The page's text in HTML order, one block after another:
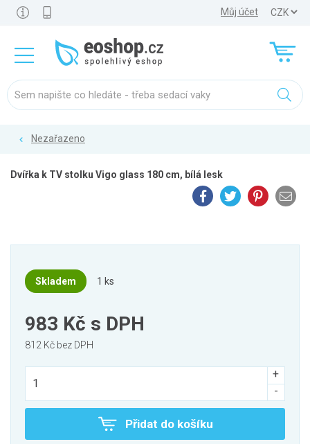
Můj účet
Nezařazeno
Dvířka k TV stolku Vigo glass 180 cm, bílá lesk
Skladem 1 ks
983 Kč s DPH
812 Kč bez DPH
Přidat do košíku